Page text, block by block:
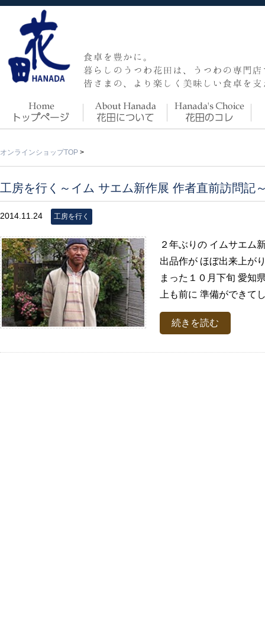
オンラインショップTOP >
工房を行く～イム サエム新作展 作者直前訪問記
2014.11.24 工房を行く
２年ぶりの イムサエム
出品作が ほぼ出来上が
まった１０月下旬 愛知
上も前に 準備ができて
続きを読む